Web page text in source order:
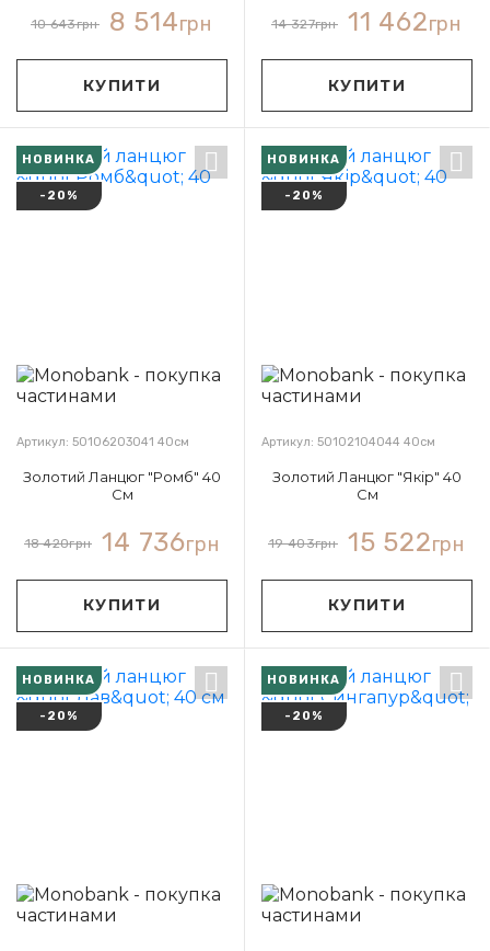
10 643грн 8 514грн
КУПИТИ
14 327грн 11 462грн
КУПИТИ
НОВИНКА
-20%
Артикул: 50106203041 40см
Золотий Ланцюг "Ромб" 40
См
18 420грн 14 736грн
КУПИТИ
НОВИНКА
-20%
Артикул: 50102104044 40см
Золотий Ланцюг "Якір" 40
См
19 403грн 15 522грн
КУПИТИ
НОВИНКА
-20%
НОВИНКА
-20%